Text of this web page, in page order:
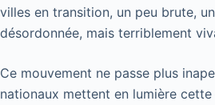
villes en transition, un peu brute,
désordonnée, mais terriblement
Ce mouvement ne passe plus
nationaux mettent en lumière